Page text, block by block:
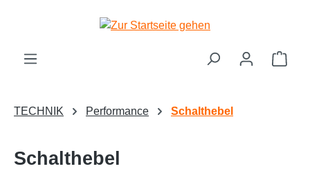
Zum Hauptinhalt springen
TECHNIK Performance Schalthebel
Schalthebel